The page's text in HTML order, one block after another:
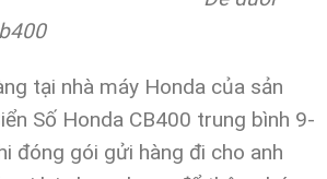
tại nhà máy Honda của sản
Số Honda CB400 trung bình 9-
đóng gói gửi hàng đi cho anh